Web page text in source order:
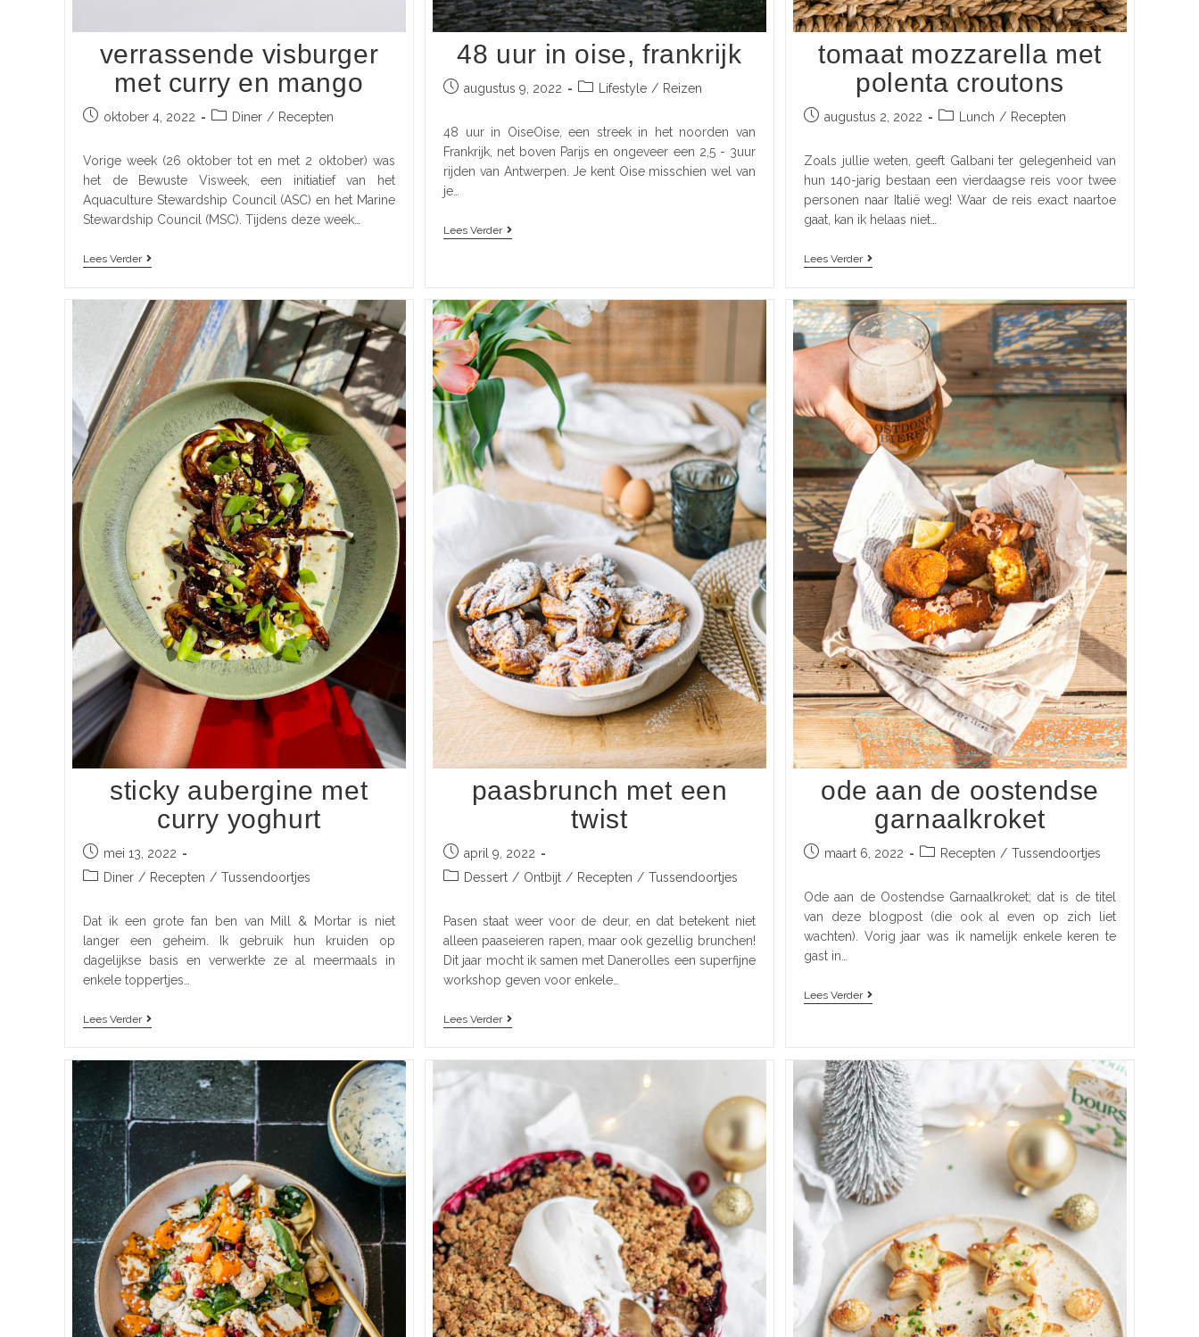
verrassende visburger
met curry en mango
oktober 4, 2022 Diner / Recepten
Vorige week (26 oktober tot en met 2 oktober) was
het de Bewuste Visweek, een initiatief van het
Aquaculture Stewardship Council (ASC) en het Marine
Stewardship Council (MSC). Tijdens deze week…
Lees Verder
48 uur in oise, frankrijk
augustus 9, 2022 Lifestyle / Reizen
48 uur in OiseOise, een streek in het noorden van
Frankrijk, net boven Parijs en ongeveer een 2,5 - 3uur
rijden van Antwerpen. Je kent Oise misschien wel van
je…
Lees Verder
tomaat mozzarella met
polenta croutons
augustus 2, 2022 Lunch / Recepten
Zoals jullie weten, geeft Galbani ter gelegenheid van
hun 140-jarig bestaan een vierdaagse reis voor twee
personen naar Italië weg! Waar de reis exact naartoe
gaat, kan ik helaas niet…
Lees Verder
sticky aubergine met
curry yoghurt
mei 13, 2022
Diner / Recepten / Tussendoortjes
Dat ik een grote fan ben van Mill & Mortar is niet
langer een geheim. Ik gebruik hun kruiden op
dagelijkse basis en verwerkte ze al meermaals in
enkele toppertjes…
Lees Verder
paasbrunch met een
twist
april 9, 2022
Dessert / Ontbijt / Recepten / Tussendoortjes
Pasen staat weer voor de deur, en dat betekent niet
alleen paaseieren rapen, maar ook gezellig brunchen!
Dit jaar mocht ik samen met Danerolles een superfijne
workshop geven voor enkele…
Lees Verder
ode aan de oostendse
garnaalkroket
maart 6, 2022 Recepten / Tussendoortjes
Ode aan de Oostendse Garnaalkroket; dat is de titel
van deze blogpost (die ook al even op zich liet
wachten). Vorig jaar was ik namelijk enkele keren te
gast in…
Lees Verder